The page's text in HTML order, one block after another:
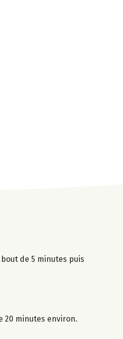
de 5 minutes puis
20 minutes environ.